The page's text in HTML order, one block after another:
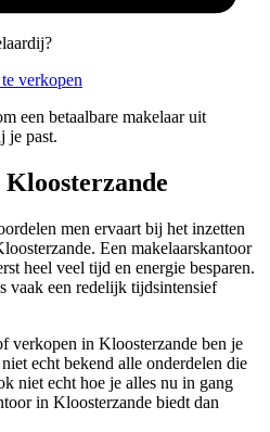
verkopen
een betaalbare makelaar uit
je past.
men ervaart bij het inzetten
Een makelaarskantoor
heel veel tijd en energie besparen.
vaak een redelijk tijdsintensief
verkopen in Kloosterzande ben je
echt bekend alle onderdelen die
niet echt hoe je alles nu in gang
in Kloosterzande biedt dan